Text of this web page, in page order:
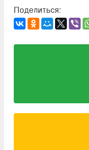
Поделиться: